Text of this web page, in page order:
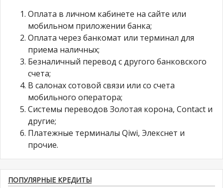
Оплата в личном кабинете на сайте или
мобильном приложении банка;
Оплата через банкомат или терминал для
приема наличных;
Безналичный перевод с другого банковского
счета;
В салонах сотовой связи или со счета
мобильного оператора;
Системы переводов Золотая корона, Contact и
другие;
Платежные терминалы Qiwi, Элекснет и
прочие.
ПОПУЛЯРНЫЕ КРЕДИТЫ